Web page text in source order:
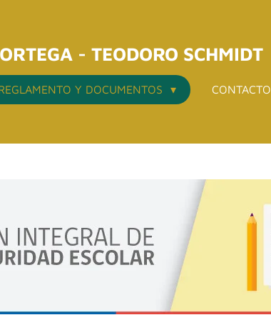
- TEODORO SCHMIDT
Y DOCUMENTOS CONTACTO